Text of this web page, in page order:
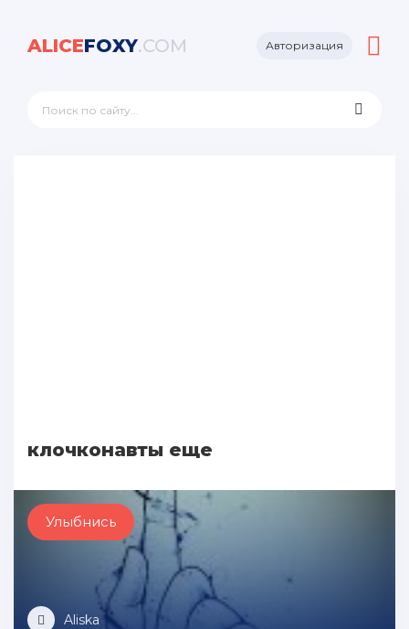
ALICEFOXY.COM Авторизация
клочконавты еще
Улыбнись
Aliska